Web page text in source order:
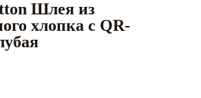
Шлея из
хлопка с QR-